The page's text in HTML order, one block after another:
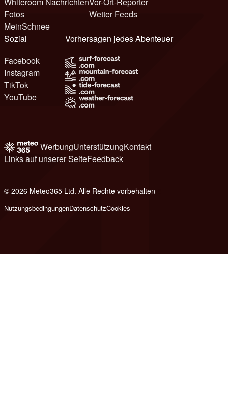
Fotos
MeinSchnee
Wetter Feeds
Sozial
Facebook
Instagram
TikTok
YouTube
Vorhersagen jedes Abenteuer
WerbungUnterstützungKontakt
Links auf unserer SeiteFeedback
© 2026 Meteo365 Ltd. Alle Rechte vorbehalten
NutzungsbedingungenDatenschutzCookies